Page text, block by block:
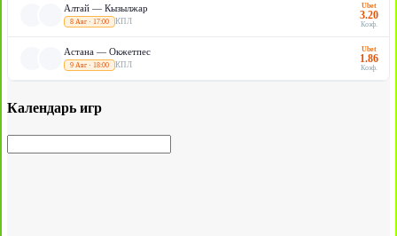
Алтай — Кызылжар
8 Авг · 17:00 КПЛ
Ubet
3.20
Коэф.
Астана — Окжетпес
9 Авг · 18:00 КПЛ
Ubet
1.86
Коэф.
Календарь игр